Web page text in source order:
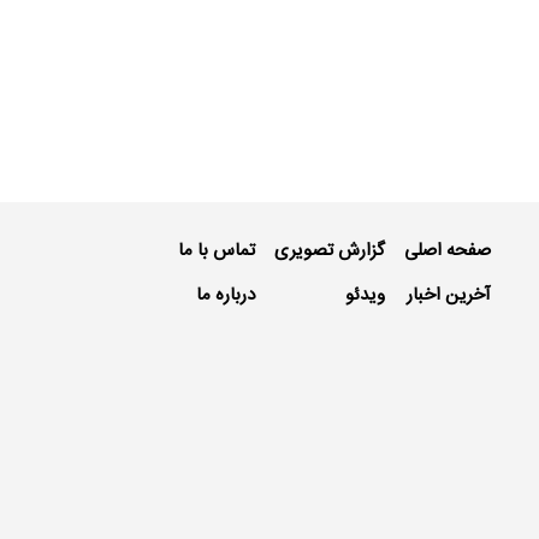
صفحه اصلی
آخرین اخبار
گزارش تصویری
ویدئو
تماس با ما
درباره ما